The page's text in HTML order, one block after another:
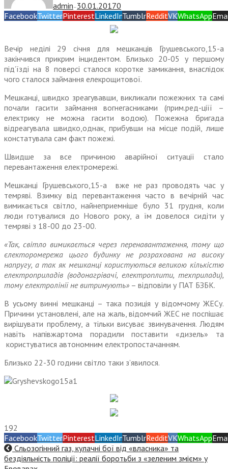
admin — 30.01.20170
FacebookTwitterPinterestLinkedInTumblrRedditVKWhatsApp
Вечір неділі 29 січня для мешканців Грушевського,15-а
закінчився прикрим інцидентом. Близько 20-05 у першому
під’їзді на 8 поверсі сталося коротке замикання, внаслідок
чого сталося займання елекрощитової.
Мешканці, швидко зреагувавши, викликали пожежних та самі
почали гасити займання вогнегасниками (прим.ред-ціїї –
електрику не можна гасити водою). Пожежна бригада
відреагувала швидко,однак, прибувши на місце подій, лише
констатувала сам факт пожежі.
Швидше за все причиною аварійної ситуації стало
перевантаження електромережі.
Мешканці Грушевського,15-а вже не раз проводять час у
темряві. Взимку від перевантаження часто в вечірній час
вимикається світло, найнеприемніше було 31 грудня, коли
люди готувалися до Нового року, а їм довелося сидіти у
темряві з 18-00 до 23-00.
«Так, світло вимикається через перенавантаження, тому що
єлекторомережа цього будинку не розрахована на високу
напругу, а так як мешканці користуються великою кількістю
електроприладів (водонагрівачі, електроплити, техприлади),
тому електролінії не витримують» – відповіли у ПАТ БЗБК.
В усьому винні мешканці – така позиція у відомчому ЖЕCу.
Причини установлені, але на жаль, відомчий ЖЕC не поспішає
вирішувати проблему, а тільки висуває звинувачення. Людям
навіть напівжартома порадили поставити «дизель» та
користуватися автономним електропостачанням.
Близько 22-30 години світло таки з’явилося.
192
FacebookTwitterPinterestLinkedInTumblrRedditVKWhatsApp
Сльозогінний газ, кулачні бої від «власника» та
бездіяльність поліції: реалії боротьби з «зеленим змієм» у